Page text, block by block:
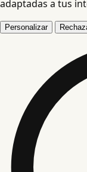
adaptadas a tus
Personalizar